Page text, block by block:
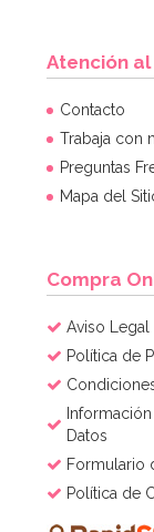
Atención
Contacto
Trabaja con
Preguntas
Mapa del
Compra
Aviso Legal
Política de
Datos
Formulario
Política de